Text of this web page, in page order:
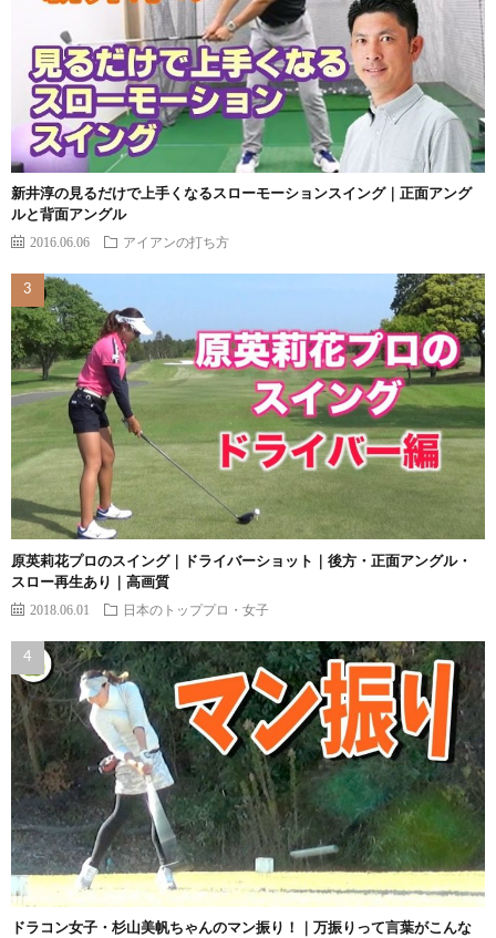
新井淳の見るだけで上手くなるスローモーションスイング｜正面アング
ルと背面アングル
2016.06.06 アイアンの打ち方
原英莉花プロのスイング｜ドライバーショット｜後方・正面アングル・
スロー再生あり｜高画質
2018.06.01 日本のトッププロ・女子
ドラコン女子・杉山美帆ちゃんのマン振り！｜万振りって言葉がこんな